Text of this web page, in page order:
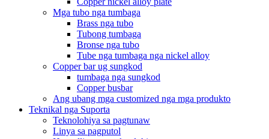
Mga tubo nga tumbaga
Brass nga tubo
Tubong tumbaga
Bronse nga tubo
Tube nga tumbaga nga nickel alloy
Copper bar ug sungkod
tumbaga nga sungkod
Copper busbar
Ang ubang mga customized nga mga produkto
Teknikal nga Suporta
Teknolohiya sa pagtunaw
Linya sa pagputol